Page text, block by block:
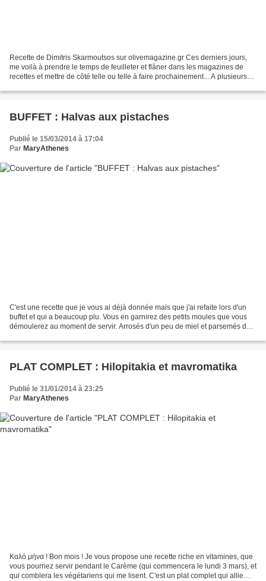
Recette de Dimitris Skarmoutsos sur olivemagazine.gr Ces derniers jours,
me voilà à prendre le temps de feuilleter et flâner dans les magazines de
recettes et mettre de côté telle ou telle à faire prochainement... A plusieurs
BUFFET : Halvas aux pistaches
Publié le 15/03/2014 à 17:04
Par MaryAthenes
C'est une recette que je vous ai déjà donnée mais que j'ai refaite lors d'un
buffet et qui a beaucoup plu. Vous en garnirez des petits moules que vous
démoulerez au moment de servir. Αrrosés d'un peu de miel et parsemés de
PLAT COMPLET : Hilopitakia et mavromatika
Publié le 31/01/2014 à 23:25
Par MaryAthenes
Καλό μήνα ! Bon mois ! Je vous propose une recette riche en vitamines, que
vous pourriez servir pendant le Carème (qui commencera le lundi 3 mars), et
qui comblera les végétariens qui me lisent. C'est un plat complet qui allie